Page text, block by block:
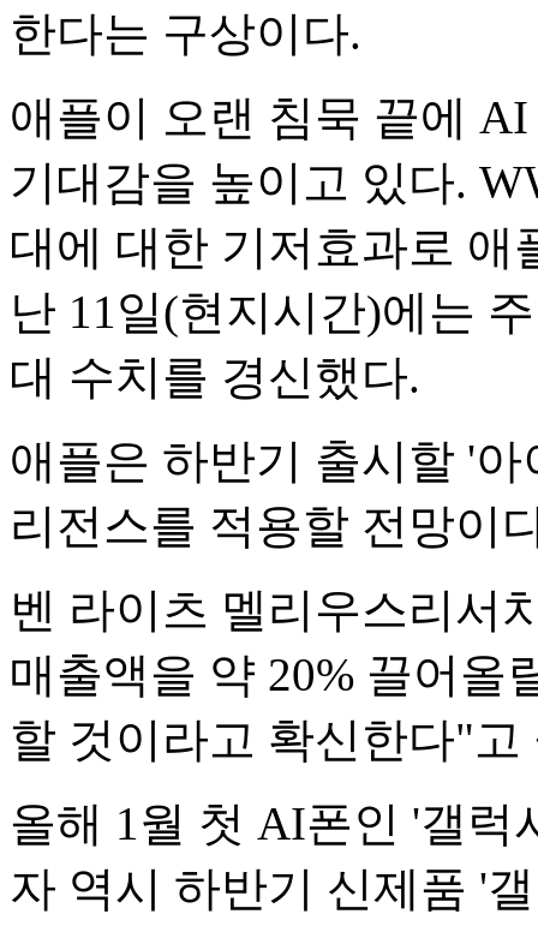
한다는 구상이다.
애플이 오랜 침묵 끝에
기대감을 높이고 있다.
대에 대한 기저효과로 애
난 11일(현지시간)에는
대 수치를 경신했다.
애플은 하반기 출시할 '
리전스를 적용할 전망이
벤 라이츠 멜리우스리서
매출액을 약 20% 끌어올
할 것이라고 확신한다"
올해 1월 첫 AI폰인 '갤럭
자 역시 하반기 신제품 '